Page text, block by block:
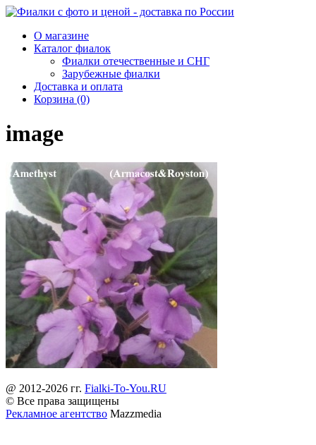
О магазине
Каталог фиалок
Фиалки отечественные и СНГ
Зарубежные фиалки
Доставка и оплата
Корзина (0)
image
@ 2012-2026 гг. Fialki-To-You.RU
© Все права защищены
Рекламное агентство Mazzmedia